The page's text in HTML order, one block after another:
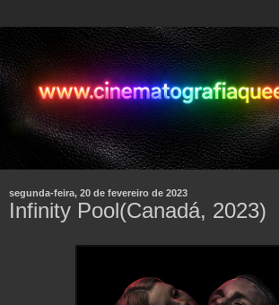
segunda-feira, 20 de fevereiro de 2023
Infinity Pool(Canadá, 2023)